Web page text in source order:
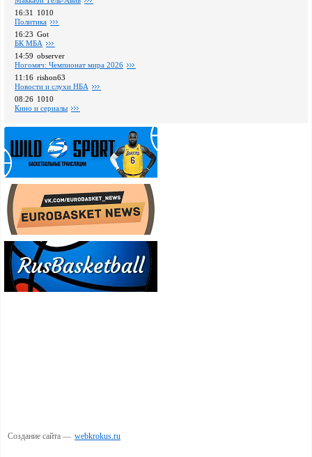
16:31
1010
Политика
16:23 Got
БК МБА
14:59 observer
Ногомяч: Чемпионат мира 2026
11:16 rishon63
Новости и слухи НБА
08:26 1010
Кино и сериалы
Создание сайта — webkrokus.ru